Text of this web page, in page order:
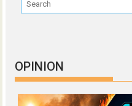
OPINION